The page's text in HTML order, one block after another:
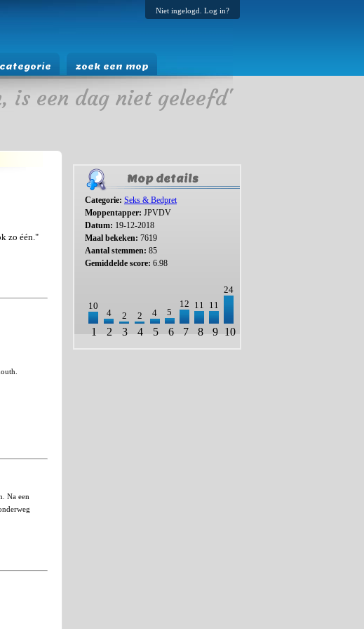
Niet ingelogd. Log in?
zoek een mop
is een dag niet geleefd'
zo één."
Na een
Mop details
Categorie: Seks & Bedpret
Moppentapper: JPVDV
Datum: 19-12-2018
Maal bekeken: 7619
Aantal stemmen: 85
Gemiddelde score: 6.98
10
4 2 2 4 5
12 11 11
24
1 2 3 4 5 6 7 8 9 10